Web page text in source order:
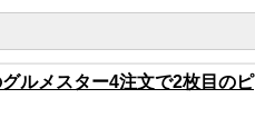
ルメスター4注文で2枚目のピ